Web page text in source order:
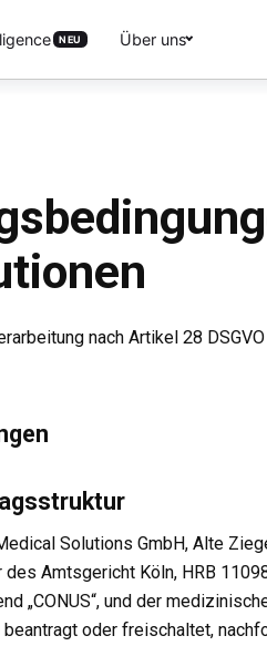
NEU Über uns
nach Artikel 28 DSGVO
Solutions GmbH, Alte
Amtsgericht Köln, HRB
„CONUS“, und der
oder freischaltet,